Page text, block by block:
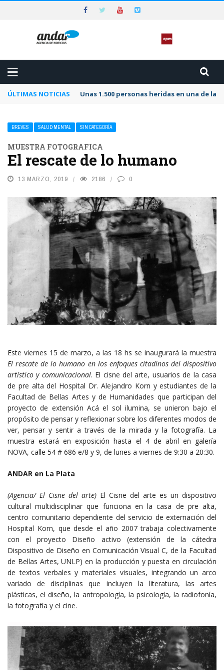
ÚLTIMAS NOTICIAS Unas 1.500 personas heridas en una de
BREVES SALUD MENTAL SIN CATEGORÍA
MUESTRA FOTOGRAFICA
El rescate de lo humano
13 MARZO, 2019 2186 0
Este viernes 15 de marzo, a las 18 hs se inaugurará la muestra
El rescate de lo humano en los enfoques citadinos del dispositivo
artístico y comunicacional. El cisne del arte, usuarios de la casa
de pre alta del Hospital Dr. Alejandro Korn y estudiantes de la
Facultad de Bellas Artes y de Humanidades que participan del
proyecto de extensión Acá el sol ilumina, se unieron bajo el
propósito de pensar y reflexionar sobre los diferentes modos de
ver, pensar y sentir a través de la mirada y la fotografía. La
muestra estará en exposición hasta el 4 de abril en galería
NOVA, calle 54 # 686 e/8 y 9, de lunes a viernes de 9:30 a 20:30.
ANDAR en La Plata
(Agencia/ El Cisne del arte) El Cisne del arte es un dispositivo
cultural multidisciplinar que funciona en la casa de pre alta,
centro comunitario dependiente del servicio de externación del
Hospital Korn, que desde el año 2007 trabaja colectivamente
con el proyecto Diseño activo (extensión de la cátedra
Dispositivo de Diseño en Comunicación Visual C, de la Facultad
de Bellas Artes, UNLP) en la producción y puesta en circulación
de textos verbales y materiales visuales, integrando un arco
variado de disciplinas que incluyen la literatura, las artes
plásticas, el diseño, la antropología, la psicología, la radiofonía,
la fotografía y el cine.